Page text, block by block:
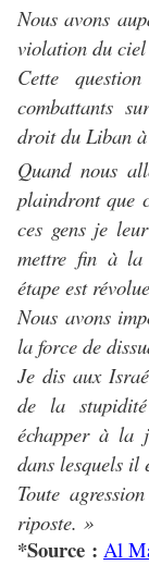
Nous avons
violation du
Cette
combattants
droit du Liban à
Quand nous
plaindront que
ces gens je
mettre fin à la
étape est
Nous avons
la force de
Je dis aux
de la
échapper à la
dans lesquels il
Toute
riposte. »
*Source : Al